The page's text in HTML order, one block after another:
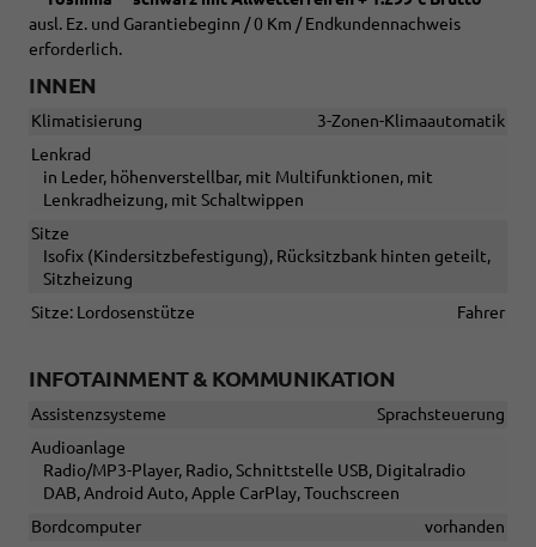
ausl. Ez. und Garantiebeginn / 0 Km / Endkundennachweis
erforderlich.
INNEN
Klimatisierung
3-Zonen-Klimaautomatik
Lenkrad
in Leder, höhenverstellbar, mit Multifunktionen, mit
Lenkradheizung, mit Schaltwippen
Sitze
Isofix (Kindersitzbefestigung), Rücksitzbank hinten geteilt,
Sitzheizung
Sitze: Lordosenstütze
Fahrer
INFOTAINMENT & KOMMUNIKATION
Assistenzsysteme
Sprachsteuerung
Audioanlage
Radio/MP3-Player, Radio, Schnittstelle USB, Digitalradio
DAB, Android Auto, Apple CarPlay, Touchscreen
Bordcomputer
vorhanden